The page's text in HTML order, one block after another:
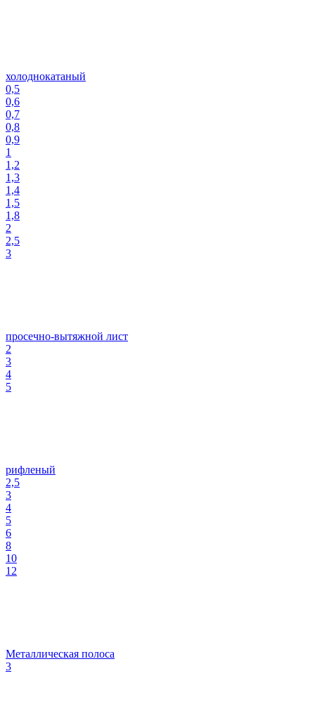
холоднокатаный
0,5
0,6
0,7
0,8
0,9
1
1,2
1,3
1,4
1,5
1,8
2
2,5
3
просечно-вытяжной лист
2
3
4
5
рифленый
2,5
3
4
5
6
8
10
12
Металлическая полоса
3